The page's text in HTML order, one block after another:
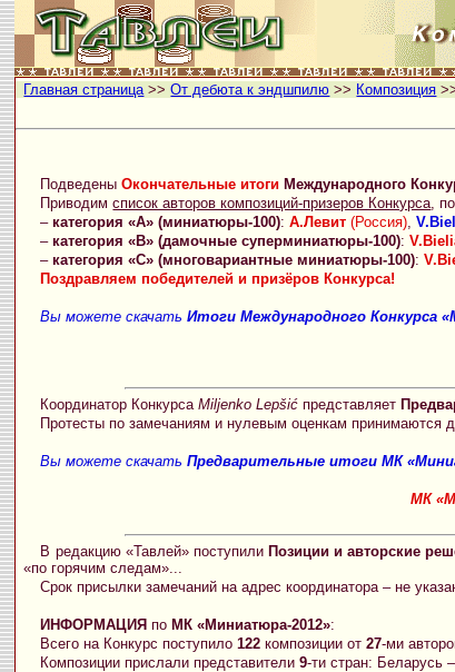
Главная страница>>От дебюта к эндшпилю >> Композиция
ПодведеныОкончательные итоги Международного
Приводимсписок авторов композиций-призеров Конкурса,
–категория «А» (миниатюры-100):А.Левит (Россия),
–категория «В» (дамочные суперминиатюры-100):
–категория «C» (многовариантные миниатюры-100):
Поздравляем победителей и призёров Конкурса!
Вы можете скачатьИтоги Международного Конкурса
Координатор КонкурсаMiljenko Lepšić представляет
Протесты по замечаниям и нулевым оценкам принимаются
Вы можете скачатьПредварительные итоги МК
МК
В редакцию «Тавлей» поступили Позиции и авторские
«по горячим следам»...
Срок присылки замечаний на адрес координатора – не
ИНФОРМАЦИЯ по МК «Миниатюра-2012»:
Всего на Конкурс поступило122 композиции от27-ми
Композиции прислали представители9-ти стран: Беларусь